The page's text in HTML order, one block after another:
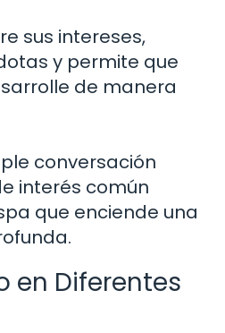
sus intereses,
y permite que
de manera
conversación
interés común
que enciende una
en Diferentes